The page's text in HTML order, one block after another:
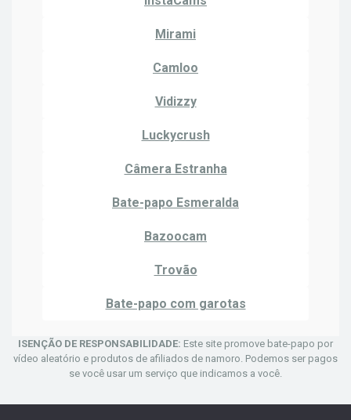
Mirami
Camloo
Vidizzy
Luckycrush
Câmera Estranha
Bate-papo Esmeralda
Bazoocam
Trovão
Bate-papo com garotas
ISENÇÃO DE RESPONSABILIDADE: Este site promove bate-papo por
vídeo aleatório e produtos de afiliados de namoro. Podemos ser pagos
se você usar um serviço que indicamos a você.